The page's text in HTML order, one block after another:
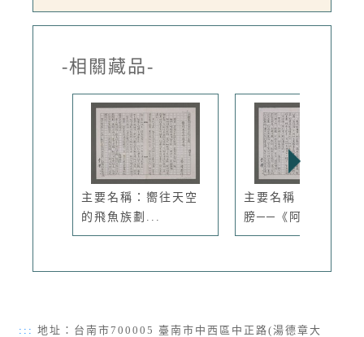
-相關藏品-
主要名稱：嚮往天空
的飛魚族劃...
主要名稱：少爺的肩
膀──《阿...
::: 地址：台南市700005 臺南市中西區中正路(湯德章大